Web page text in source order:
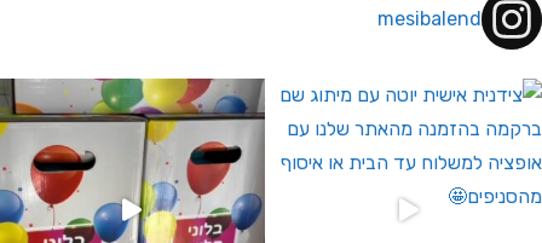
mesibalend
לחברי מועדון ומצטרפים חדשים🤍